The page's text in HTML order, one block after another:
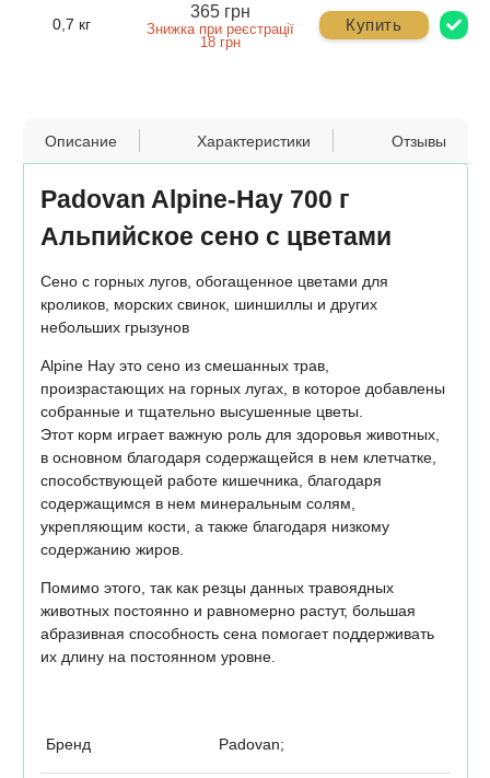
0,7 кг
365 грн
Знижка при реєстрації
18 грн
Купить
Описание Характеристики Отзывы
Padovan Alpine-Hay 700 г
Альпийское сено с цветами
Сено с горных лугов, обогащенное цветами для
кроликов, морских свинок, шиншиллы и других
небольших грызунов
Alpine Hay это сено из смешанных трав,
произрастающих на горных лугах, в которое добавлены
собранные и тщательно высушенные цветы.
Этот корм играет важную роль для здоровья животных,
в основном благодаря содержащейся в нем клетчатке,
способствующей работе кишечника, благодаря
содержащимся в нем минеральным солям,
укрепляющим кости, а также благодаря низкому
содержанию жиров.
Помимо этого, так как резцы данных травоядных
животных постоянно и равномерно растут, большая
абразивная способность сена помогает поддерживать
их длину на постоянном уровне.
Бренд Padovan;